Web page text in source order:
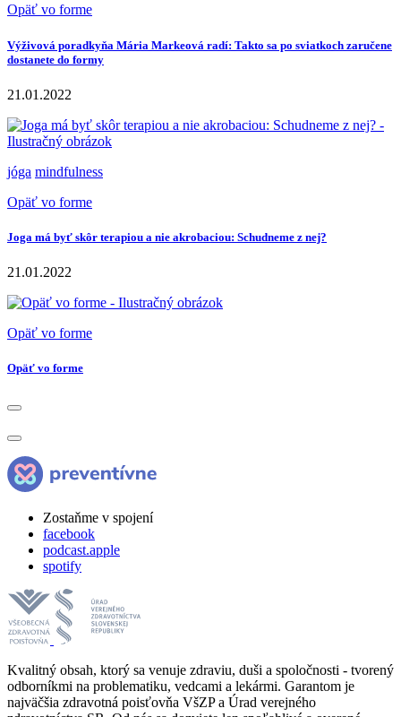
Opäť vo forme
Výživová poradkyňa Mária Markeová radí: Takto sa po sviatkoch zaručene
dostanete do formy
21.01.2022
jóga mindfulness
Opäť vo forme
Joga má byť skôr terapiou a nie akrobaciou: Schudneme z nej?
21.01.2022
Opäť vo forme
Opäť vo forme
Zostaňme v spojení
facebook
podcast.apple
spotify
Kvalitný obsah, ktorý sa venuje zdraviu, duši a spoločnosti - tvorený
odborníkmi na problematiku, vedcami a lekármi. Garantom je
najväčšia zdravotná poisťovňa VšZP a Úrad verejného